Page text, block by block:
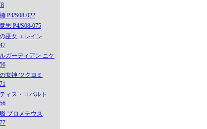
P4/S08-022
思 P4/S08-075
巫女 エレイン
ガーディアン ニケ
女神 ツクヨミ
ィス・コバルト
プロメテウス